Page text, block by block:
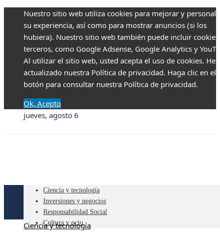
Nuestro sitio web utiliza cookies para mejorar y
su experiencia, así como para mostrar anuncios (si los
hubiera). Nuestro sitio web también puede incluir
terceros, como Google Adsense, Google Analytics y
Al utilizar el sitio web, usted acepta el uso de cookies.
actualizado nuestra Política de privacidad. Haga clic en el
botón para consultar nuestra Política de privacidad.
Ok, Acepto
jueves, agosto 6
Ciencia y tecnología
Inversiones y negocios
Responsabilidad Social
Cultura y ocio
Ciencia y tecnología